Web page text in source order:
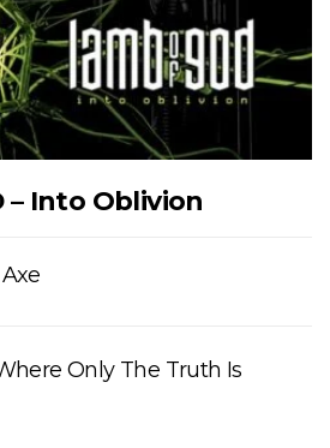
– Into Oblivion
Only The Truth Is